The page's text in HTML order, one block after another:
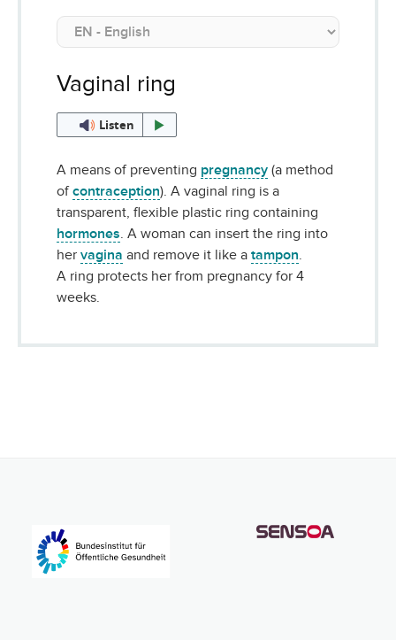
Vaginal ring
Listen
A means of preventing pregnancy (a method
ofcontraception). A vaginal ring is a
transparent, flexible plastic ring containing
hormones. A woman can insert the ring into
her vagina and remove it like a tampon.
A ring protects her from pregnancy for 4
weeks.